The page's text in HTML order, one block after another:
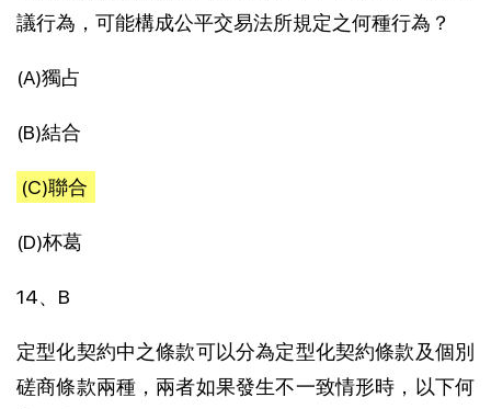
議行為，可能構成公平交易法所規定之何種行為？
(A)獨占
(B)結合
(C)聯合
(D)杯葛
14、B
定型化契約中之條款可以分為定型化契約條款及個別
磋商條款兩種，兩者如果發生不一致情形時，以下何